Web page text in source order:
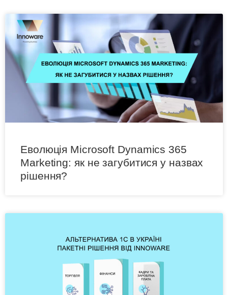
Еволюція Microsoft Dynamics 365
Marketing: як не загубитися у назвах
рішення?